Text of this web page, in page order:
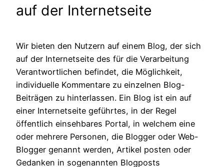
auf der Internetseite
Wir bieten den Nutzern auf einem Blog, der sich
auf der Internetseite des für die Verarbeitung
Verantwortlichen befindet, die Möglichkeit,
individuelle Kommentare zu einzelnen Blog-
Beiträgen zu hinterlassen. Ein Blog ist ein auf
einer Internetseite geführtes, in der Regel
öffentlich einsehbares Portal, in welchem eine
oder mehrere Personen, die Blogger oder Web-
Blogger genannt werden, Artikel posten oder
Gedanken in sogenannten Blogposts